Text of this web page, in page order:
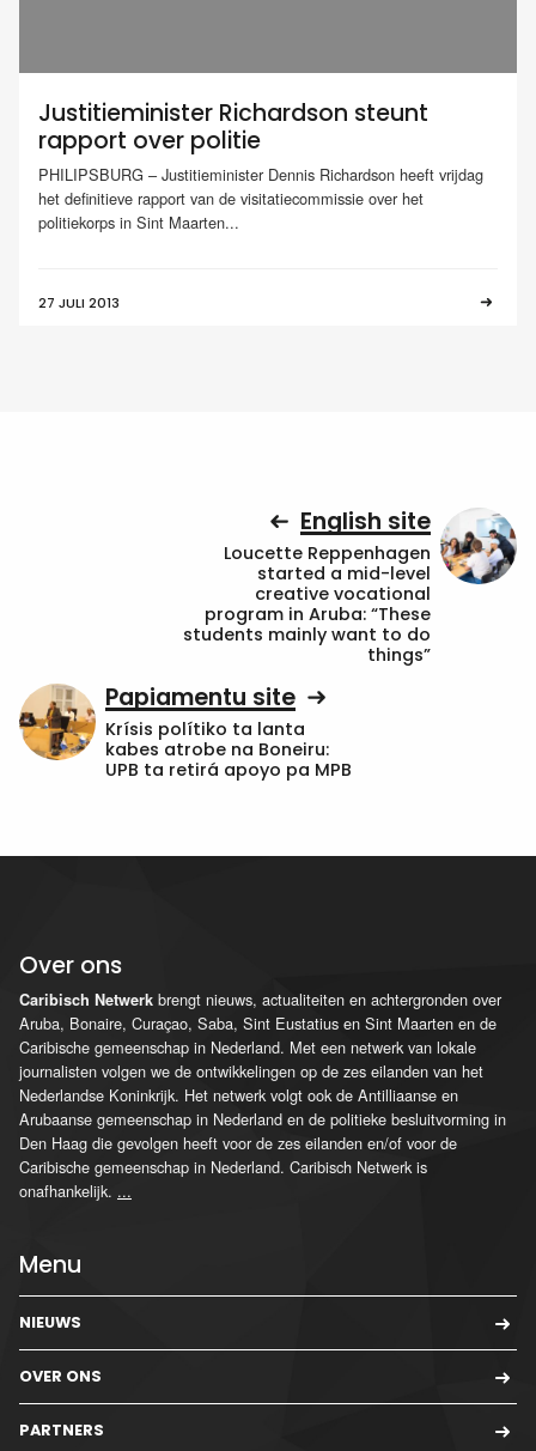
Justitieminister Richardson steunt
rapport over politie
PHILIPSBURG – Justitieminister Dennis Richardson heeft vrijdag
het definitieve rapport van de visitatiecommissie over het
politiekorps in Sint Maarten...
27 JULI 2013
English site
Loucette Reppenhagen
started a mid-level
creative vocational
program in Aruba: “These
students mainly want to do
things”
Papiamentu site
Krísis polítiko ta lanta
kabes atrobe na Boneiru:
UPB ta retirá apoyo pa MPB
Over ons
Caribisch Netwerk brengt nieuws, actualiteiten en achtergronden over
Aruba, Bonaire, Curaçao, Saba, Sint Eustatius en Sint Maarten en de
Caribische gemeenschap in Nederland. Met een netwerk van lokale
journalisten volgen we de ontwikkelingen op de zes eilanden van het
Nederlandse Koninkrijk. Het netwerk volgt ook de Antilliaanse en
Arubaanse gemeenschap in Nederland en de politieke besluitvorming in
Den Haag die gevolgen heeft voor de zes eilanden en/of voor de
Caribische gemeenschap in Nederland. Caribisch Netwerk is
onafhankelijk. ...
Menu
NIEUWS
OVER ONS
PARTNERS